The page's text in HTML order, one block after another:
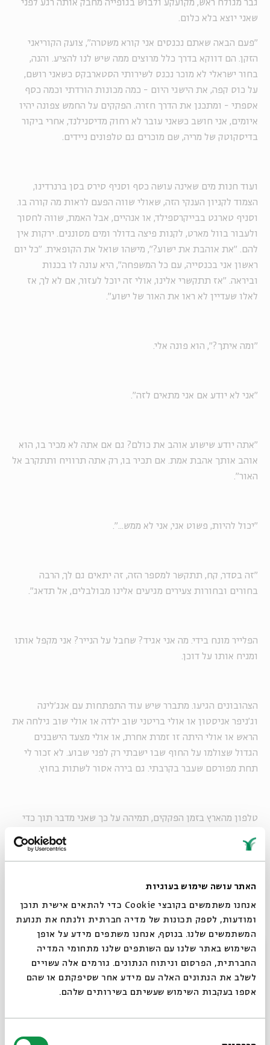
האתר עושה שימוש בעוגיות
אנחנו משתמשים בקובצי Cookie כדי להתאים אישית תוכן
ומודעות, לספק תכונות של מדיה חברתית ולנתח את תנועת
המשתמשים שלנו. בנוסף, אנחנו משתפים מידע על אופן
השימוש באתר שלנו עם השותפים שלנו מתחומי המדיה
החברתית, הפרסום וניתוח הנתונים. גורמים אלה עשויים
לשלב את הנתונים האלה עם מידע אחר שסיפקתם או שהם
אספו בעקבות השימוש שעשיתם בשירותים שלהם.
גבר מגולח ראש, מקועקע ולבוש בגופייה מחבק אותה רגע לפני
שאני יוצא בלא כלום.
"פעם הבאה שאתם נכנסים אני קורא משטרה", צועק הקוריאני
הזקן. הם דווקא בדרך כלל מרוצים ממה שיש לנו להציע. והנה,
בחור ישראלי לא מוכר נכנס לשירותי הסטארבקס כשאני רושם,
על כוס קפה, את הישגי היום - כמה מכונות הורדתי וכמה כסף
אספתי - ומתכנן את הדרך חזרה. הפקקים על החמש צפונה יהיו
איומים, אני חושב כשאני עובר לא רחוק מדיסנילנד, אחרי ביקור
בדיסקוטק של מריה, שם מוכרים גם טלפונים ניידים.
ועוד חנות מים שאינה עושה כסף וסניף סירס בסן ברנרדינו,
הצמוד לקניון הענקי הזה, שאולי שווה הפעם לראות מה קורה בו.
וסניף טארגט בבייקרספילד, או אנהיים, אבל האמת, שווה לחסוך
ולעבור בוול מארט, לקנות פיצה בדולר ומים מסוננים. ירקות אין
להם. "את אוהבת את ישוע?", מישהו שואל את הקופאית. "כל יום
ראשון אני בכנסייה, עם כל המשפחה", היא עונה לו בכנות
וביראה. "אז תתקשרי אלינו, אולי זה יוכל לעזור, אם לא לך, אז
לאלו שעדיין לא ראו את האור של ישוע".
"ומה איתך?", הוא פונה אלי.
"אני לא יודע אם אני מתאים לזה".
"אתה יודע שישוע אוהב את כולם? גם אם אתה לא מכיר בו, הוא
אוהב אותך אהבת אמת. אם תכיר בו, רק אתה תרוויח ותתקרב אל
האור".
"יכול להיות, פשוט אני, אני לא ממש...".
"זה בסדר, קח, תתקשר למספר הזה, זה יתאים גם לך, הרבה
בחורים ובחורות צעירים מגיעים אלינו מבולבלים, אל תדאג".
הפלייר מונח בידי. מה אני אגיד? שחבל על הנייר? אני מקפל אותו
ומניח אותו על דוכן.
הצהובונים הגיעו. מתברר שיש עוד התפתחות עם אנג'לינה
וג'ניפר אניסטון או אולי בריטני שוב ילדה או אולי שוב גילחה את
הראש או אולי היתה זו זמרת אחרת, או אולי מצעד הישבנים
הגדול שצולמו על החוף שבו ישבתי רק לפני שבוע. לא זכור לי
תחת מפורסם שעבר בקרבתי. גם בירה אסור לשתות בחוץ.
טלפון מהארץ בזמן הפקקים, תמיהה על כך שאני מדבר תוך כדי
נהיגה, אבל מה עוד יש לי לעשות כש-101 פקוק כך, כמו בכל יום.
הנסיעות הארוכות האלו מאפשרות לי שני דברים - שיחות טלפון
"לא, הכול בסדר. כן, אני חוזר מהעבודה. מי מתחתנת? תשמעי, אני
לא מצליח למצוא כאן גרביים 100 אחוז כותנה. אני כבר לא זוכר,
זה ככה גם בארץ? לא, מצעים יש לי. כן אפשר להחזיר הכול, די
מדהים. אם את אומרת, לא, אני לא, אני כבר לא חושב שהם
טיפשים".
סגור